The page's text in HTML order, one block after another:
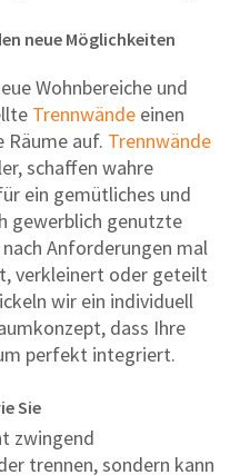
neue Möglichkeiten
Wohnbereiche und
Trennwändeeinen
Räume auf. Trennwände
schaffen wahre
ein gemütliches und
gewerblich genutzte
Anforderungen mal
verkleinert oder geteilt
wir ein individuell
dass Ihre
perfekt integriert.
Sie
zwingend
trennen, sondern kann